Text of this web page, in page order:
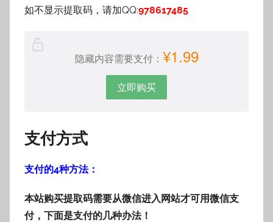
如不显示提取码，请加QQ:978617485
隐藏内容需要支付： ¥1.99
立即购买
支付方式
支付的4种方法：
本站购买提取码需要从微信进入网站才可用微信支
付，下面是支付的几种办法！